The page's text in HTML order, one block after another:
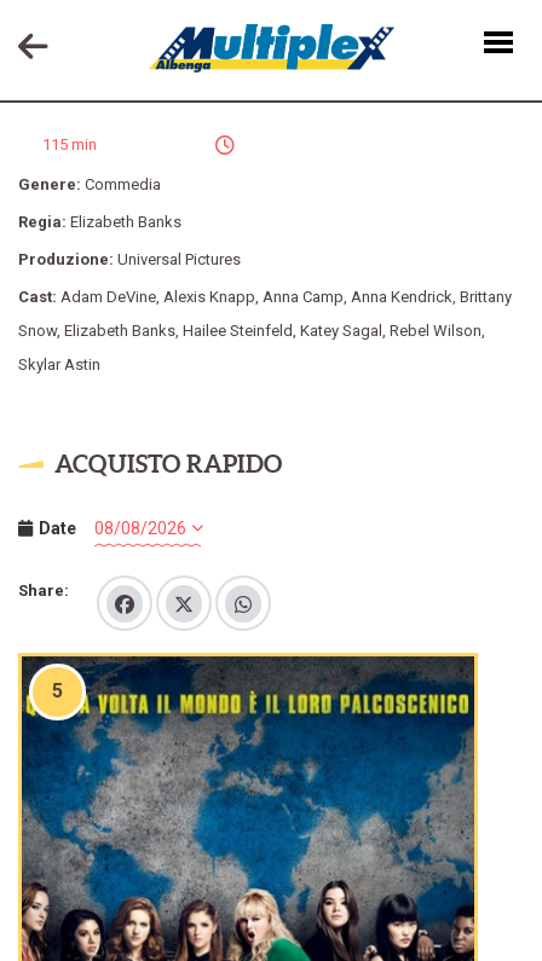
PITCH PERFECT 2
115 min
Genere: Commedia
Regia: Elizabeth Banks
Produzione: Universal Pictures
Cast: Adam DeVine, Alexis Knapp, Anna Camp, Anna Kendrick, Brittany
Snow, Elizabeth Banks, Hailee Steinfeld, Katey Sagal , Rebel Wilson,
Skylar Astin
ACQUISTO RAPIDO
Date
Share:
5